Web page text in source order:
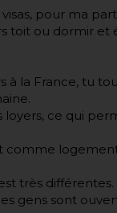
pour ma
toit ou dormir
à la France, tu
ce qui
comme
très différentes.
gens sont